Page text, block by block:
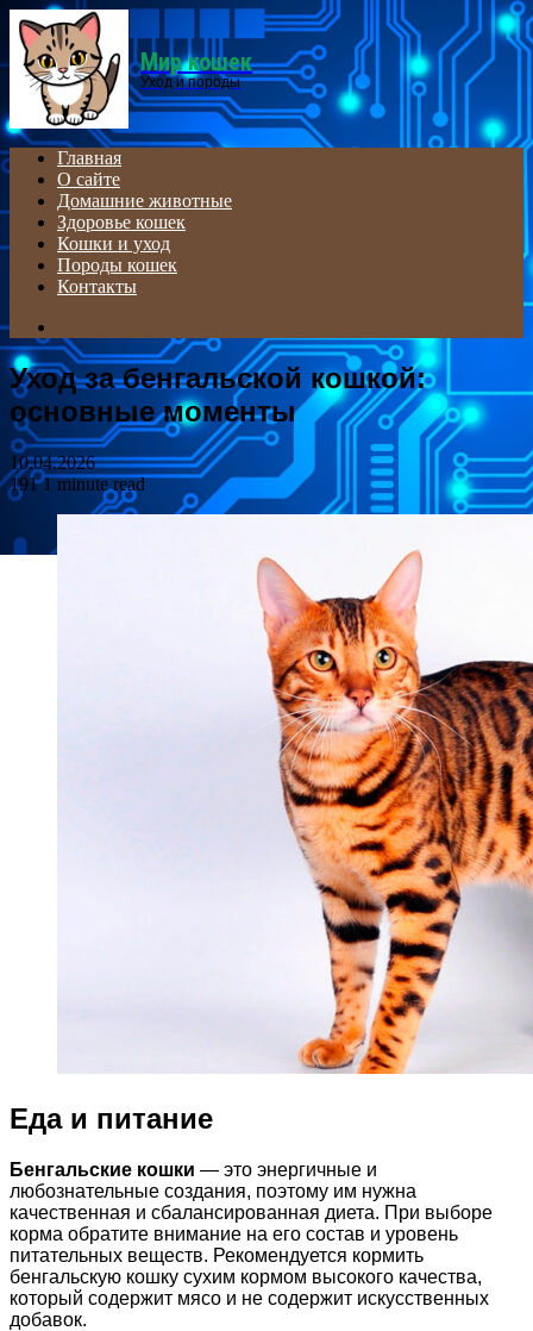
Menu
Мир кошек
Уход и породы
Главная
О сайте
Домашние животные
Здоровье кошек
Кошки и уход
Породы кошек
Контакты
for
Уход за бенгальской кошкой:
основные моменты
10.04.2026
1911 minute read
Еда и питание
Бенгальские кошки — это энергичные и
любознательные создания, поэтому им нужна
качественная и сбалансированная диета. При выборе
корма обратите внимание на его состав и уровень
питательных веществ. Рекомендуется кормить
бенгальскую кошку сухим кормом высокого качества,
который содержит мясо и не содержит искусственных
добавок.